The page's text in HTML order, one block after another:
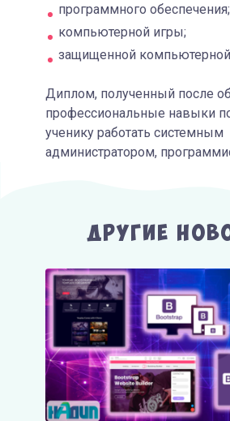
программного обеспечения;
компьютерной игры;
защищенной компьютерной
Диплом, полученный после
профессиональные навыки
ученику работать системным
администратором,
Другие